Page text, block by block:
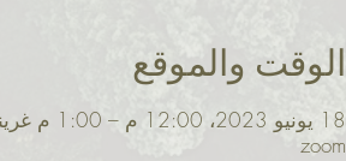
الوقت والموقع
18 يونيو 2023، 12:00 م – 1:00 م غرينتش-7
zoom